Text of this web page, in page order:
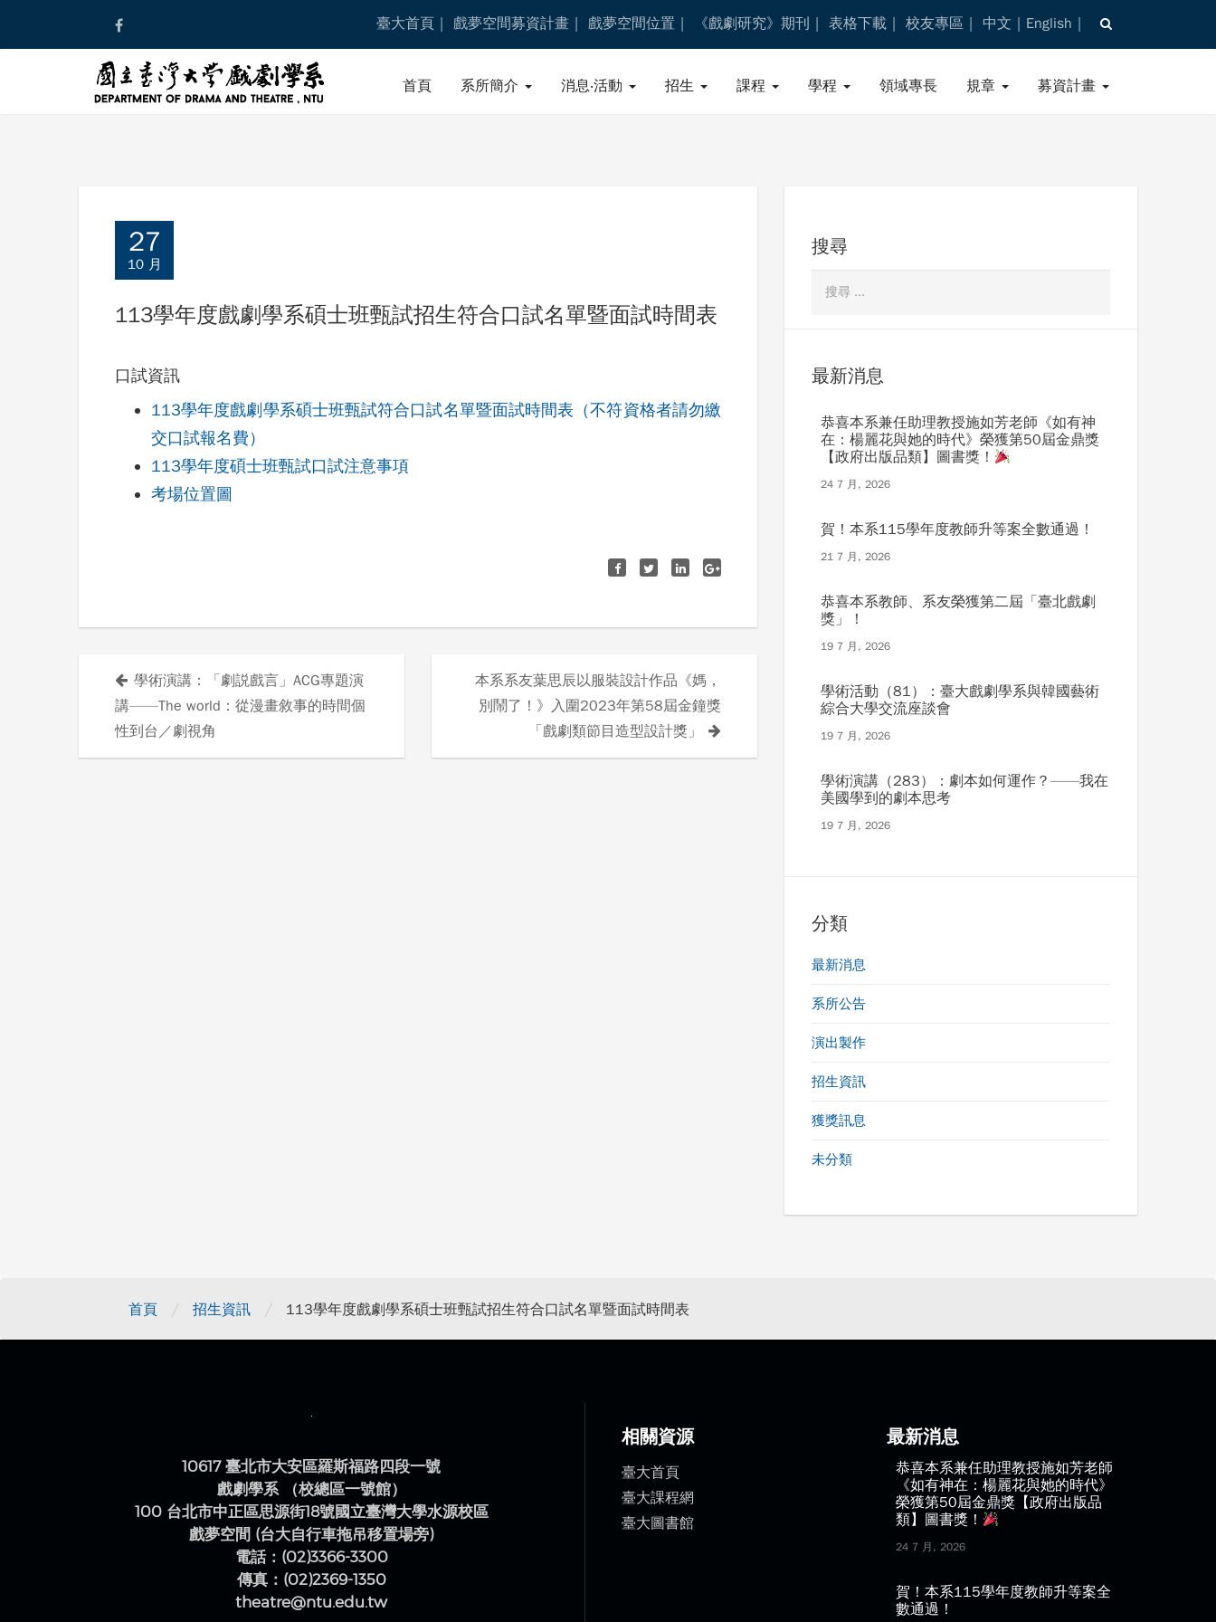
臺大首頁 戲夢空間募資計畫 戲夢空間位置 《戲劇研究》期刊 表格下載 校友專區 中文 English
首頁 系所簡介 消息‧活動 招生 課程 學程 領域專長 規章 募資計畫
27
10 月
113學年度戲劇學系碩士班甄試招生符合口試名單暨面試時間表
口試資訊
113學年度戲劇學系碩士班甄試符合口試名單暨面試時間表（不符資格者請勿繳
交口試報名費）
113學年度碩士班甄試口試注意事項
考場位置圖
學術演講：「劇説戲言」ACG專題演
講——The world：從漫畫敘事的時間個
性到台／劇視角
本系系友葉思辰以服裝設計作品《媽，
別鬧了！》入圍2023年第58屆金鐘獎
「戲劇類節目造型設計獎」
搜尋
最新消息
恭喜本系兼任助理教授施如芳老師《如有神
在：楊麗花與她的時代》榮獲第50屆金鼎獎
【政府出版品類】圖書獎！
24 7 月, 2026
賀！本系115學年度教師升等案全數通過！
21 7 月, 2026
恭喜本系教師、系友榮獲第二屆「臺北戲劇
獎」！
19 7 月, 2026
學術活動（81）：臺大戲劇學系與韓國藝術
綜合大學交流座談會
19 7 月, 2026
學術演講（283）：劇本如何運作？——我在
美國學到的劇本思考
19 7 月, 2026
分類
最新消息
系所公告
演出製作
招生資訊
獲獎訊息
未分類
首頁 / 招生資訊 / 113學年度戲劇學系碩士班甄試招生符合口試名單暨面試時間表
10617 臺北市大安區羅斯福路四段一號
戲劇學系 （校總區一號館）
100 台北市中正區思源街18號國立臺灣大學水源校區
戲夢空間 (台大自行車拖吊移置場旁)
相關資源
臺大首頁
臺大課程網
臺大圖書館
最新消息
恭喜本系兼任助理教授施如芳老師
《如有神在：楊麗花與她的時代》
榮獲第50屆金鼎獎【政府出版品
類】圖書獎！
24 7 月, 2026
賀！本系115學年度教師升等案全
數通過！